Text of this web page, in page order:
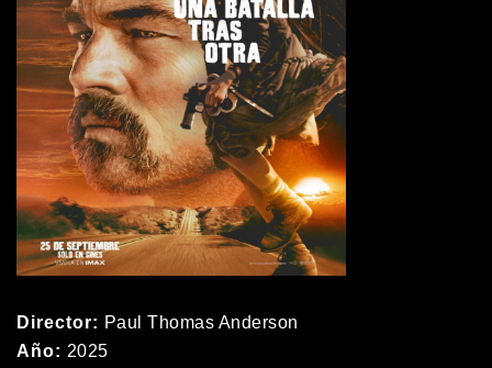
Director: Paul Thomas Anderson
Año: 2025